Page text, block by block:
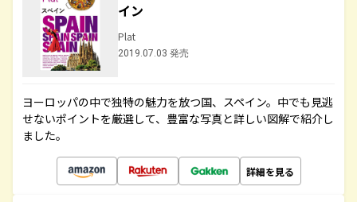
イン
Plat
2019.07.03 発売
ヨーロッパの中で独特の魅力を放つ国、スペイン。中でも見逃
せないポイントを厳選して、豊富な写真と詳しい図解で紹介し
ました。
詳細を見る